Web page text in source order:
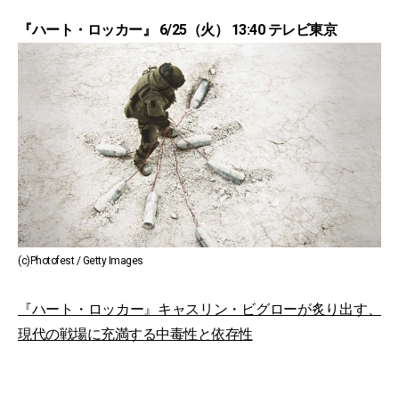
『ハート・ロッカー』 6/25（火） 13:40 テレビ東京
(c)Photofest / Getty Images
『ハート・ロッカー』キャスリン・ビグローが炙り出す、
現代の戦場に充満する中毒性と依存性